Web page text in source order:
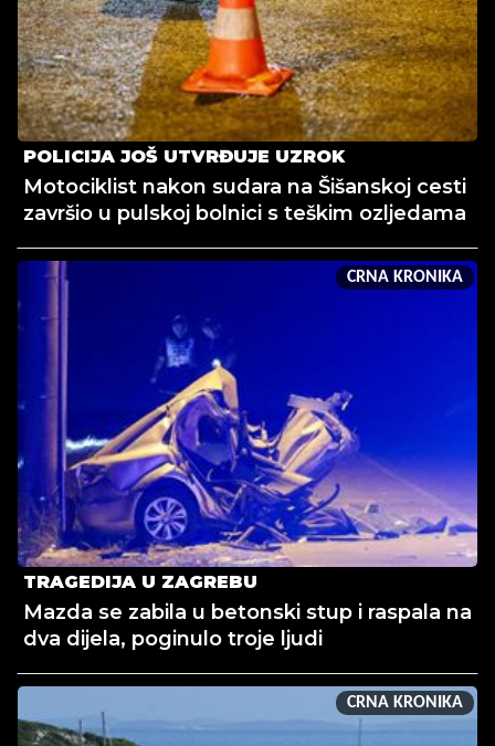
POLICIJA JOŠ UTVRĐUJE UZROK
Motociklist nakon sudara na Šišanskoj cesti
završio u pulskoj bolnici s teškim ozljedama
CRNA KRONIKA
TRAGEDIJA U ZAGREBU
Mazda se zabila u betonski stup i raspala na
dva dijela, poginulo troje ljudi
CRNA KRONIKA